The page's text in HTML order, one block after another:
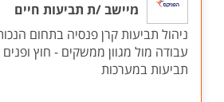
מיישב /ת תביעות חיים
ניהול תביעות קרן פנסיה בתחום
עבודה מול מגוון ממשקים - חוץ
תביעות במערכות